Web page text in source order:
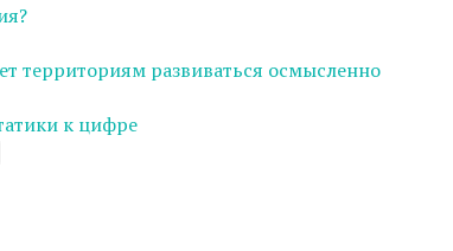
территориям развиваться осмысленно
к цифре